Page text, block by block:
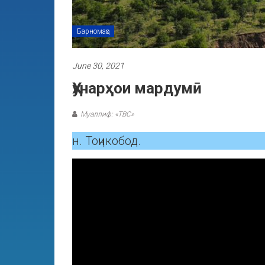
Барномаҳо
June 30, 2021
Ҳунарҳои мардумӣ
Муаллиф: «ТВС»
н. Тоҷикобод.